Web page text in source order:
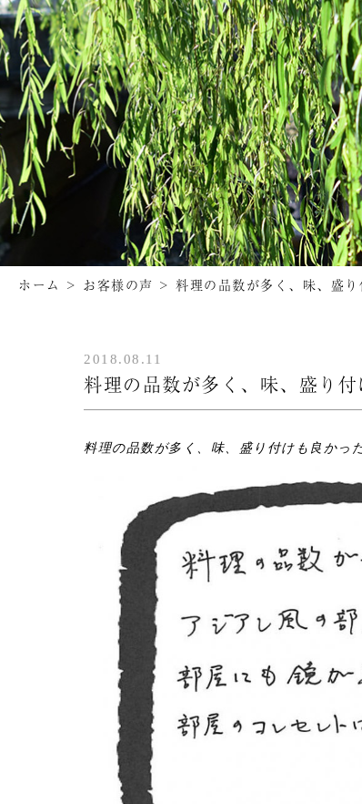
ホーム > お客様の声 > 料理の品数が多く、味、盛り
2018.08.11
料理の品数が多く、味、盛り付
料理の品数が多く、味、盛り付けも良かった